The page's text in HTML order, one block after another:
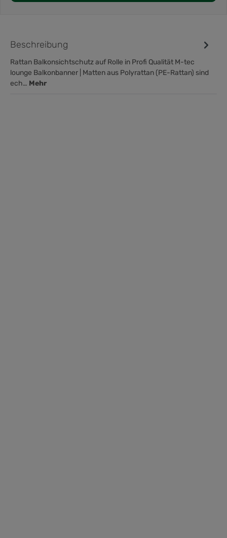
Beschreibung
Rattan Balkonsichtschutz auf Rolle in Profi Qualität M-tec
lounge Balkonbanner | Matten aus Polyrattan (PE-Rattan) sind
ech… Mehr